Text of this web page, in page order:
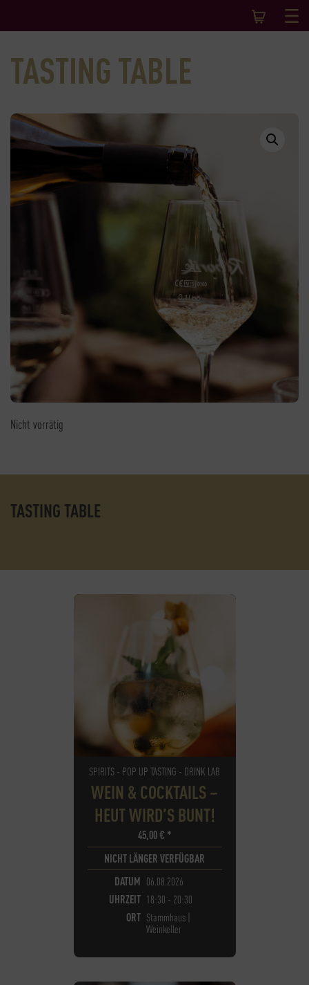
TASTING TABLE
Nicht vorrätig
TASTING TABLE
SPIRITS - POP UP TASTING - DRINK LAB
WEIN & COCKTAILS –
HEUT WIRD’S BUNT!
45,00€ *
NICHT LÄNGER VERFÜGBAR
DATUM 06.08.2026
UHRZEIT 18:30 - 20:30
ORT Stammhaus |
Weinkeller